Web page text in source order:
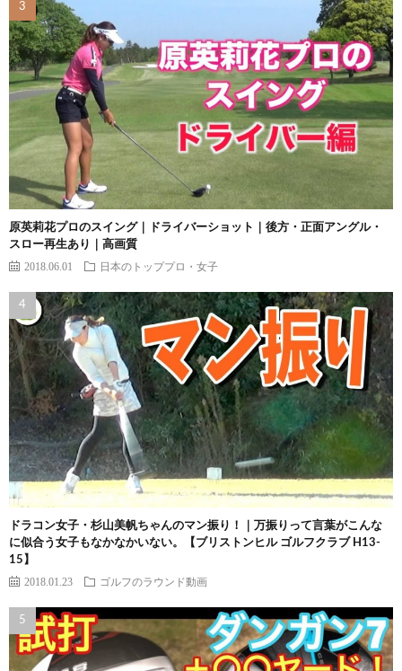
原英莉花プロのスイング｜ドライバーショット｜後方・正面アングル・
スロー再生あり｜高画質
2018.06.01 日本のトッププロ・女子
ドラコン女子・杉山美帆ちゃんのマン振り！｜万振りって言葉がこんな
に似合う女子もなかなかいない。【ブリストンヒル ゴルフクラブ H13-
15】
2018.01.23 ゴルフのラウンド動画